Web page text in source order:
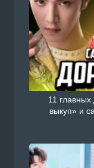
11
выкуп» и